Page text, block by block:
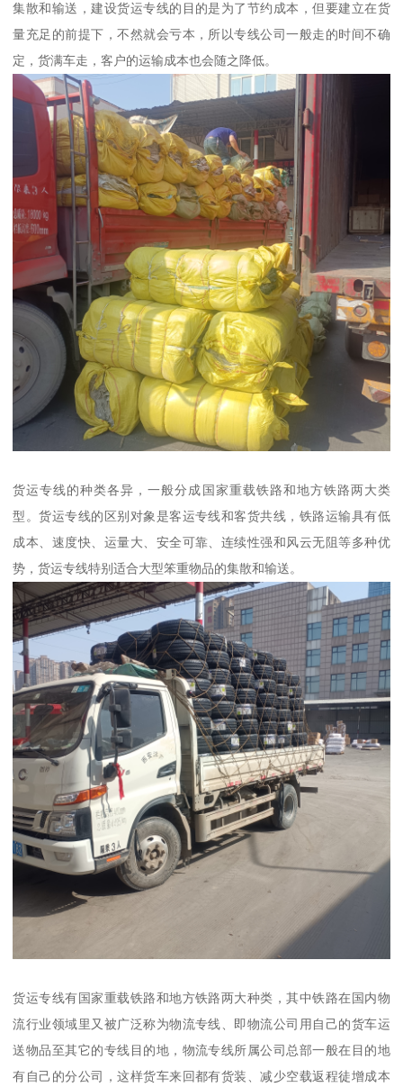
集散和输送，建设货运专线的目的是为了节约成本，但要建立在货
量充足的前提下，不然就会亏本，所以专线公司一般走的时间不确
定，货满车走，客户的运输成本也会随之降低。
货运专线的种类各异，一般分成国家重载铁路和地方铁路两大类
型。货运专线的区别对象是客运专线和客货共线，铁路运输具有低
成本、速度快、运量大、安全可靠、连续性强和风云无阻等多种优
势，货运专线特别适合大型笨重物品的集散和输送。
货运专线有国家重载铁路和地方铁路两大种类，其中铁路在国内物
流行业领域里又被广泛称为物流专线、即物流公司用自己的货车运
送物品至其它的专线目的地，物流专线所属公司总部一般在目的地
有自己的分公司，这样货车来回都有货装、减少空载返程徒增成本